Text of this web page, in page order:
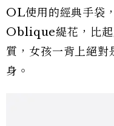
OL使用的經典手袋
Oblique緹花，比
質，女孩一背上絕對
身。